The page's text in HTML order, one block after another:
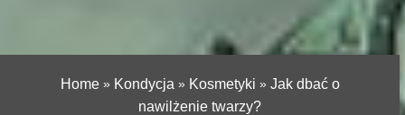
Home» Kondycja » Kosmetyki » Jak dbać o
nawilżenie twarzy?